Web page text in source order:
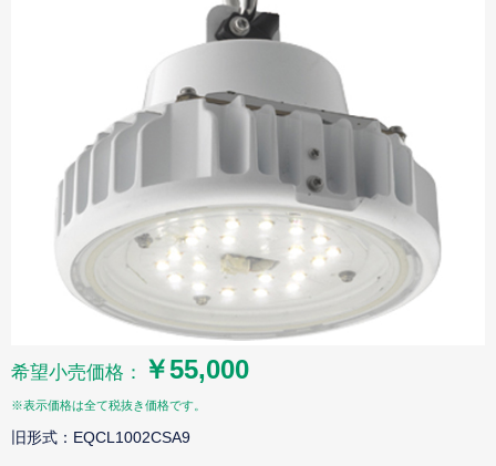
希望小売価格： ￥55,000
※表示価格は全て税抜き価格です。
旧形式：EQCL1002CSA9